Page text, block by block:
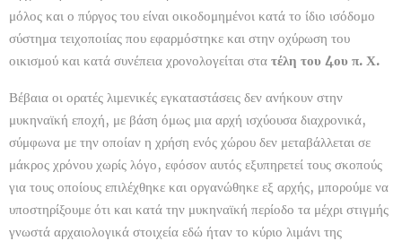
μόλος και ο πύργος του είναι οικοδομημένοι κατά το ίδιο ισόδομο
σύστημα τειχοποιίας που εφαρμόστηκε και στην οχύρωση του
οικισμού και κατά συνέπεια χρονολογείται στα τέλη του 4ου π. Χ.
Βέβαια οι ορατές λιμενικές εγκαταστάσεις δεν ανήκουν στην
μυκηναϊκή εποχή, με βάση όμως μια αρχή ισχύουσα διαχρονικά,
σύμφωνα με την οποίαν η χρήση ενός χώρου δεν μεταβάλλεται σε
μάκρος χρόνου χωρίς λόγο, εφόσον αυτός εξυπηρετεί τους σκοπούς
για τους οποίους επιλέχθηκε και οργανώθηκε εξ αρχής, μπορούμε να
υποστηρίξουμε ότι και κατά την μυκηναϊκή περίοδο τα μέχρι στιγμής
γνωστά αρχαιολογικά στοιχεία εδώ ήταν το κύριο λιμάνι της